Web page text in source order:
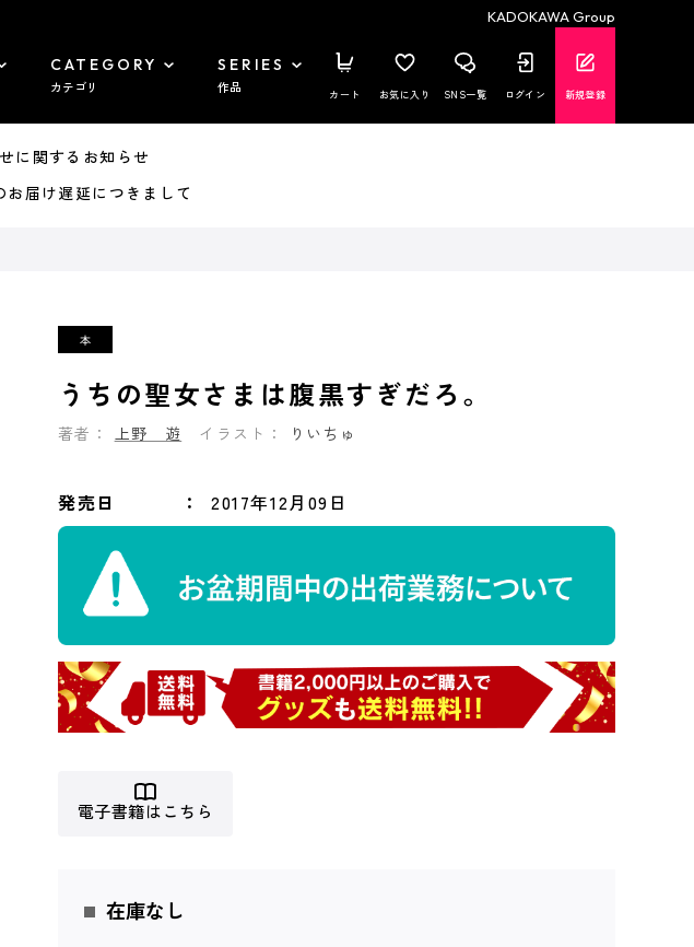
KADOKAWA Group
CATEGORY
カテゴリ
SERIES
作品 カート お気に入り SNS一覧 ログイン 新規登録
に関するお知らせ
届け遅延につきまして
うちの聖女さまは腹黒すぎだろ。
著者： 上野 遊 イラスト： りいちゅ
発売日 2017年12月09日
電子書籍はこちら
在庫なし